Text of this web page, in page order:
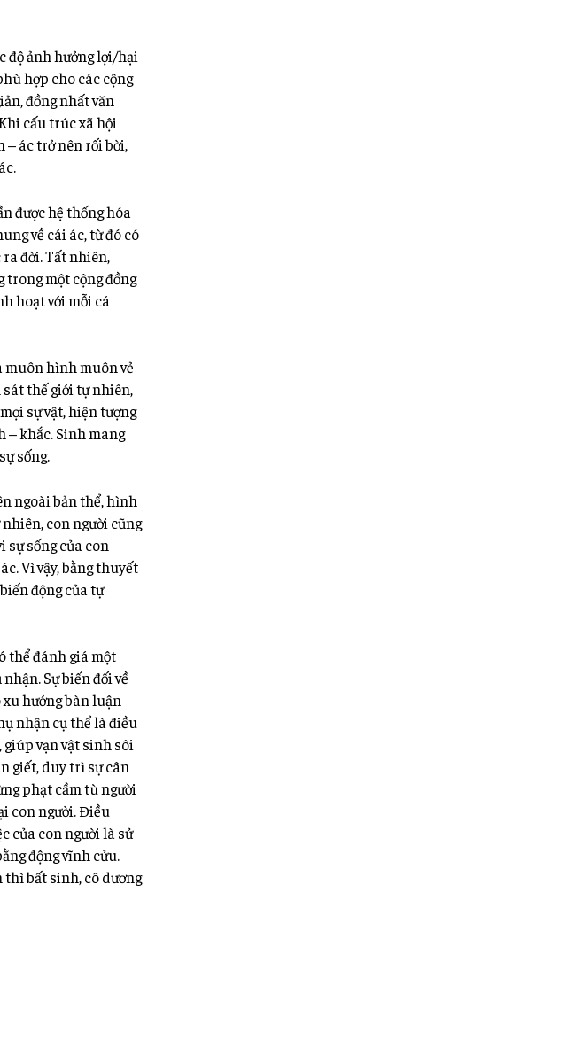
độ ảnh hưởng lợi/hại
hợp cho các cộng
đồng nhất văn
cấu trúc xã hội
ác trở nên rối bời,
được hệ thống hóa
về cái ác, từ đó có
ra đời. Tất nhiên,
trong một cộng đồng
hoạt với mỗi cá
muôn hình muôn vẻ
thế giới tự nhiên,
sự vật, hiện tượng
– khắc. Sinh mang
sống.
ngoài bản thể, hình
con người cũng
sự sống của con
Vì vậy, bằng thuyết
động của tự
thể đánh giá một
Sự biến đối về
hướng bàn luận
nhận cụ thể là điều
vạn vật sinh sôi
giết, duy trì sự cân
phạt cầm tù người
con người. Điều
của con người là sử
động vĩnh cửu.
thì bất sinh, cô dương